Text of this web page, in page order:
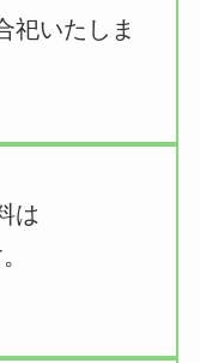
祀いたしま
は